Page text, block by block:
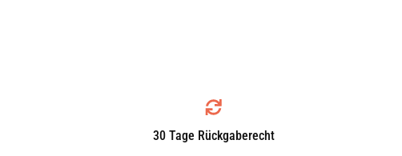
30 Tage Rückgaberecht